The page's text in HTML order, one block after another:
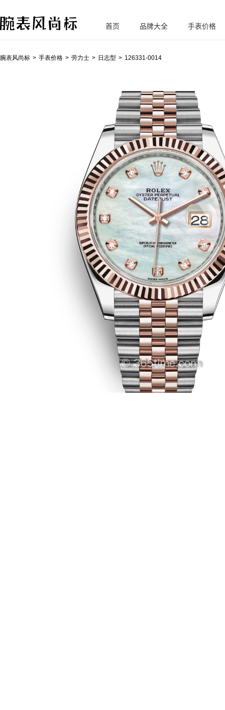
腕
首页 品牌大全 手表价格
腕表风尚标 手表价格 劳力士 日志型 126331-0014